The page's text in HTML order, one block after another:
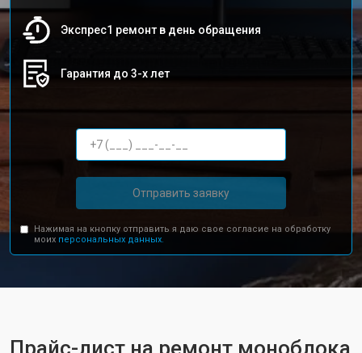
Экспрес1 ремонт в день обращения
Гарантия до 3-х лет
Отправить заявку
Нажимая на кнопку отправить я даю свое согласие на обработку
моих персональных данных.
Прайс-лист на ремонт моноблока